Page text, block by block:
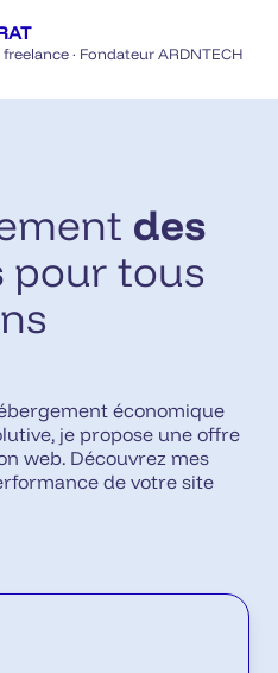
· Fondateur ARDNTECH
des
pour tous
économique
je propose une offre
web. Découvrez mes
de votre site